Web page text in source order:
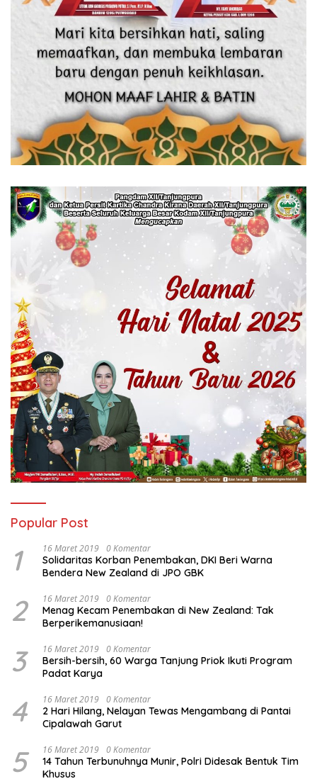
Popular Post
1 16 Maret 2019 0 Komentar
Solidaritas Korban Penembakan, DKI Beri Warna
Bendera New Zealand di JPO GBK
2 16 Maret 2019 0 Komentar
Menag Kecam Penembakan di New Zealand: Tak
Berperikemanusiaan!
3 16 Maret 2019 0 Komentar
Bersih-bersih, 60 Warga Tanjung Priok Ikuti Program
Padat Karya
4 16 Maret 2019 0 Komentar
2 Hari Hilang, Nelayan Tewas Mengambang di Pantai
Cipalawah Garut
5 16 Maret 2019 0 Komentar
14 Tahun Terbunuhnya Munir, Polri Didesak Bentuk Tim
Khusus